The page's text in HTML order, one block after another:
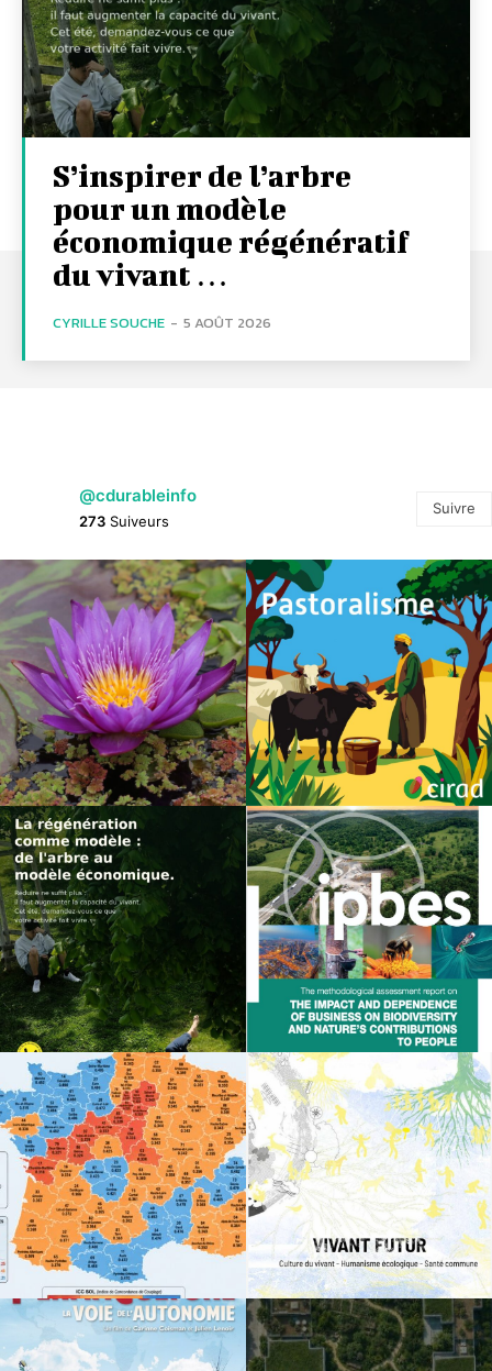
S’inspirer de l’arbre
pour un modèle
économique régénératif
du vivant …
CYRILLE SOUCHE - 5 AOÛT 2026
@cdurableinfo
273 Suiveurs
Suivre